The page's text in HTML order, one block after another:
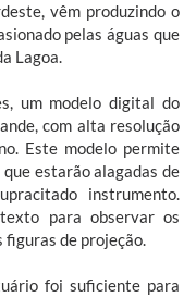
vêm produzindo o
pelas águas que
Lagoa.
um modelo digital do
com alta resolução
Este modelo permite
estarão alagadas de
instrumento.
para observar os
figuras de projeção.
foi suficiente para